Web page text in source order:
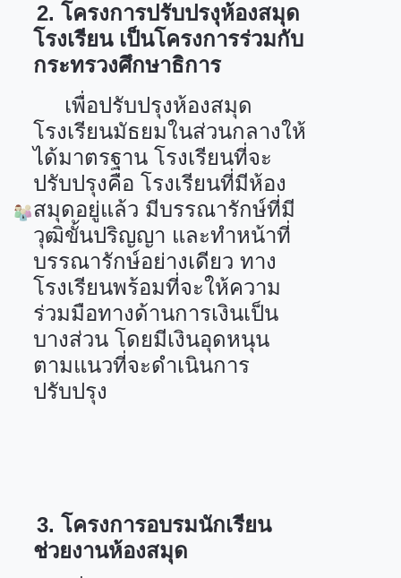
2. โครงการปรับปรงุห้องสมุด
โรงเรียน เป็นโครงการร่วมกับ
กระทรวงศึกษาธิการ
เพื่อปรับปรุงห้องสมุด
โรงเรียนมัธยมในส่วนกลางให้
ได้มาตรฐาน โรงเรียนที่จะ
ปรับปรุงคือ โรงเรียนที่มีห้อง
สมุดอยู่แล้ว มีบรรณารักษ์ที่มี
วุฒิขั้นปริญญา และทำหน้าที่
บรรณารักษ์อย่างเดียว ทาง
โรงเรียนพร้อมที่จะให้ความ
ร่วมมือทางด้านการเงินเป็น
บางส่วน โดยมีเงินอุดหนุน
ตามแนวที่จะดำเนินการ
ปรับปรุง
3. โครงการอบรมนักเรียน
ช่วยงานห้องสมุด